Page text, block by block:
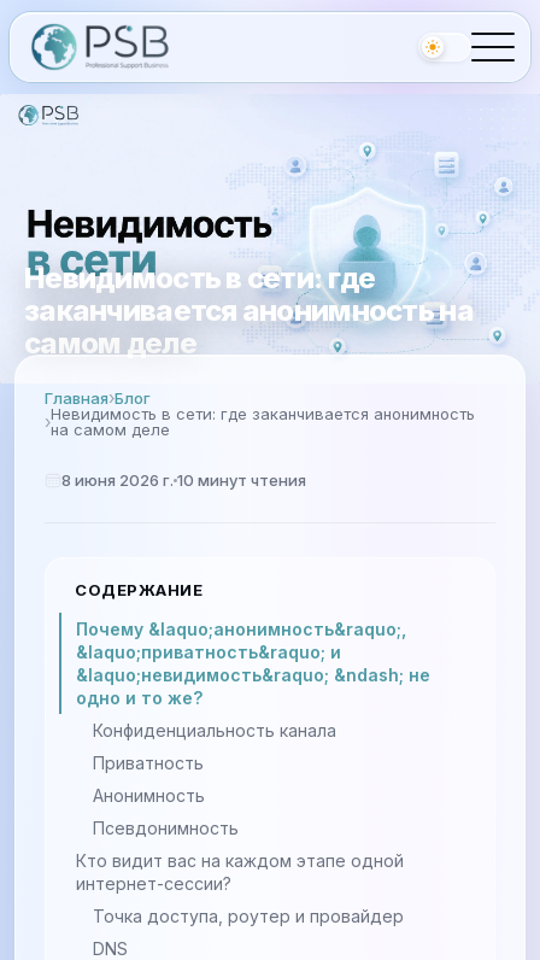
Невидимость в сети: где
заканчивается анонимность на
самом деле
Главная Блог
Невидимость в сети: где заканчивается анонимность
на самом деле
8 июня 2026 г. 10 минут чтения
СОДЕРЖАНИЕ
Почему &laquo;анонимность&raquo;,
&laquo;приватность&raquo; и
&laquo;невидимость&raquo; &ndash; не
одно и то же?
Конфиденциальность канала
Приватность
Анонимность
Псевдонимность
Кто видит вас на каждом этапе одной
интернет-сессии?
Точка доступа, роутер и провайдер
DNS